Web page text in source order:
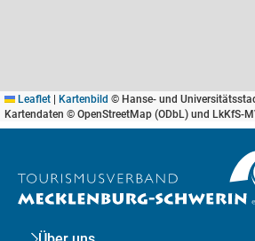
Leaflet Kartenbild © Hanse- und
Kartendaten © OpenStreetMap (ODbL) und LkKfS-